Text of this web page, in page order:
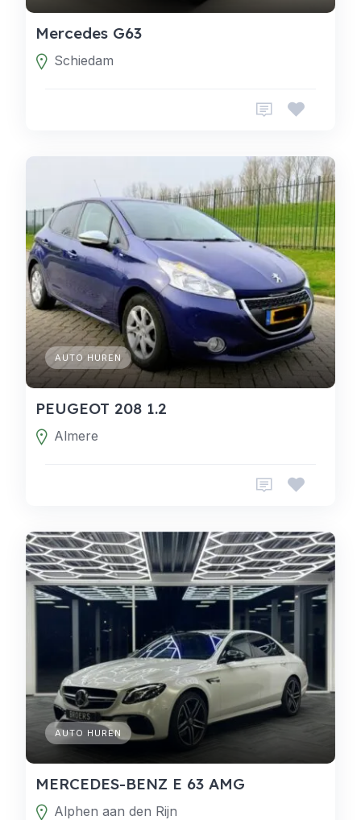
Mercedes G63
Schiedam
AUTO HUREN
PEUGEOT 208 1.2
Almere
AUTO HUREN
MERCEDES-BENZ E 63 AMG
Alphen aan den Rijn